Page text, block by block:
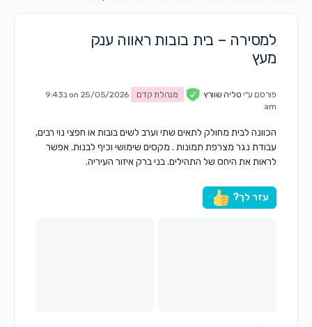
למסירה – בית בובות ראווה ענק
מעץ
פורסם ע"יטליה שוורץ מנהלת קדם
on 25/05/2026 ב9:43
am
הכוונה לבית מחולק לתאים שתי וערב לשים בובות או חפצי נוי רבים,
עבודת נגר מצרפת תמונות . מקסים שימושי וכיף לבנות. אפשר
לראות את היחס של התהילים. בני ברק איזור העיריה.
עזר לך?